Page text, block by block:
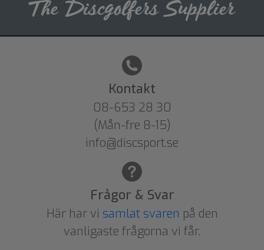
Kontakt
08-653 28 30
(Mån-fre 8-15)
info@discsport.se
Frågor & Svar
Här har vi samlat svaren på den
vanligaste frågorna vi får.